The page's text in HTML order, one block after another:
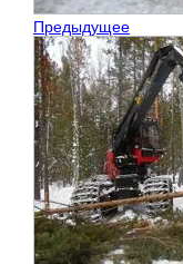
Предыдущее